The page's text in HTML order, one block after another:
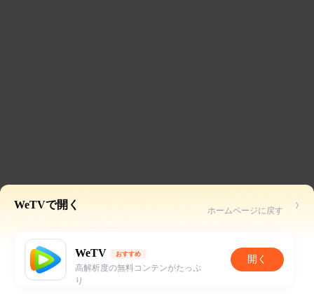
WeTVで開く ホームページに戻す
WeTV おすすめ
高解析度の無料コンテンがたっぷ
り
開く